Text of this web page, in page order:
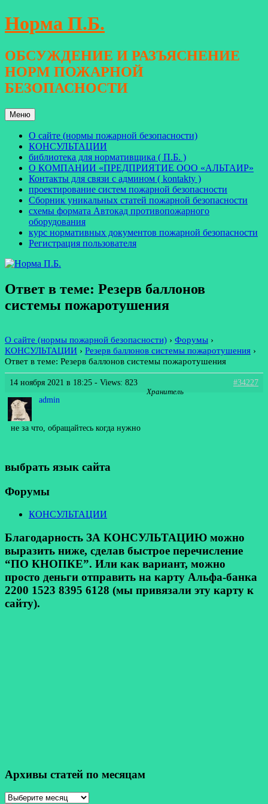
Перейти
к
Норма П.Б.
ОБСУЖДЕНИЕ И РАЗЪЯСНЕНИЕ
НОРМ ПОЖАРНОЙ
БЕЗОПАСНОСТИ
Меню
О сайте (нормы пожарной безопасности)
КОНСУЛЬТАЦИИ
библиотека для нормативщика ( П.Б. )
О КОМПАНИИ «ПРЕДПРИЯТИЕ ООО «АЛЬТАИР»
Контакты для связи с админом ( kontakty )
проектирование систем пожарной безопасности
Сборник уникальных статей пожарной безопасности
схемы формата Автокад противопожарного
оборудования
курс нормативных документов пожарной безопасности
Регистрация пользователя
Ответ в теме: Резерв баллонов
системы пожаротушения
О сайте (нормы пожарной безопасности) › Форумы ›
КОНСУЛЬТАЦИИ › Резерв баллонов системы пожаротушения ›
Ответ в теме: Резерв баллонов системы пожаротушения
14 ноября 2021 в 18:25 - Views: 823
#34227
admin
Хранитель
не за что, обращайтесь когда нужно
выбрать язык сайта
Форумы
КОНСУЛЬТАЦИИ
Благодарность ЗА КОНСУЛЬТАЦИЮ можно
выразить ниже, сделав быстрое перечисление
“ПО КНОПКЕ”. Или как вариант, можно
просто деньги отправить на карту Альфа-банка
2200 1523 8395 6128 (мы привязали эту карту к
сайту).
Архивы статей по месяцам
Архивы